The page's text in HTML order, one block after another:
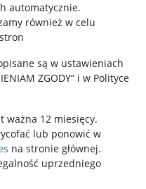
automatycznie.
również w celu
są w ustawieniach
ZGODY” i w Polityce
ważna 12 miesięcy.
lub ponowić w
na stronie głównej.
uprzedniego